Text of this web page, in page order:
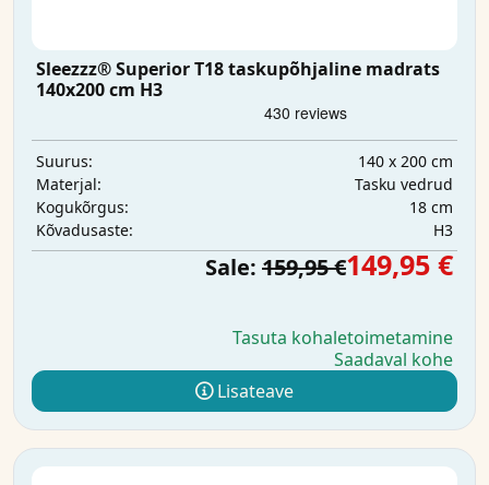
Sleezzz® Superior T18 taskupõhjaline madrats
140x200 cm H3
Suurus:
140 x 200 cm
Materjal:
Tasku vedrud
Kogukõrgus:
18 cm
Kõvadusaste:
H3
Sale: 159,95 €149,95 €
Tasuta kohaletoimetamine
Saadaval kohe
Lisateave